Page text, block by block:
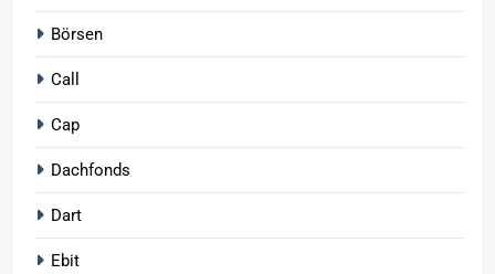
Börsen
Call
Cap
Dachfonds
Dart
Ebit